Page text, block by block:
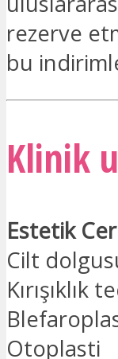
rezerve
bu
Klinik
Estetik
Cilt
Kırışıklık
Otoplasti